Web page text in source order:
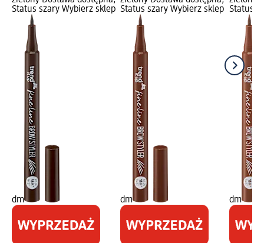
Status szary Wybierz sklep
dm
Status szary Wybierz sklep
dm
Status
dm